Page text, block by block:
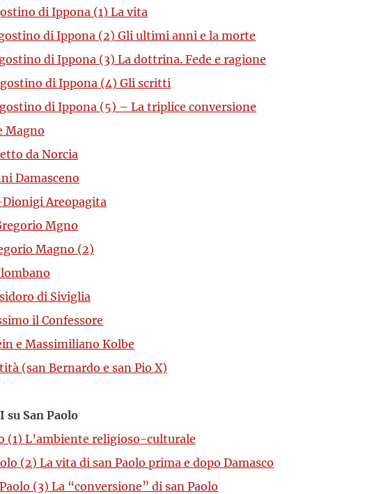
di Ippona (1) La vita
di Ippona (2) Gli ultimi anni e la morte
di Ippona (3) La dottrina. Fede e ragione
di Ippona (4) Gli scritti
di Ippona (5) – La triplice conversione
Magno
da Norcia
Damasceno
Areopagita
Mgno
Magno (2)
di Siviglia
il Confessore
e Massimiliano Kolbe
(san Bernardo e san Pio X)
su San Paolo
(1) L’ambiente religioso-culturale
(2) La vita di san Paolo prima e dopo Damasco
(3) La “conversione” di san Paolo